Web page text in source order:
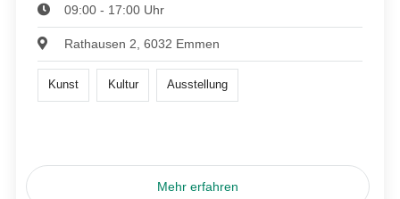
09:00 - 17:00 Uhr
Rathausen 2, 6032 Emmen
Kunst Kultur Ausstellung
Mehr erfahren